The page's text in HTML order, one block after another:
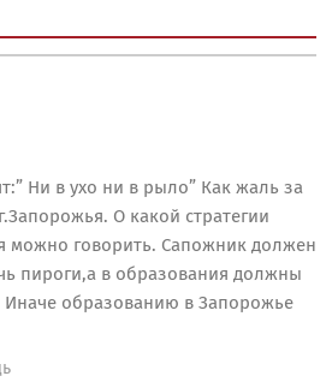
Ни в ухо ни в рыло” Как жаль за
О какой стратегии
можно говорить. Сапожник должен
пироги,а в образования должны
образованию в Запорожье